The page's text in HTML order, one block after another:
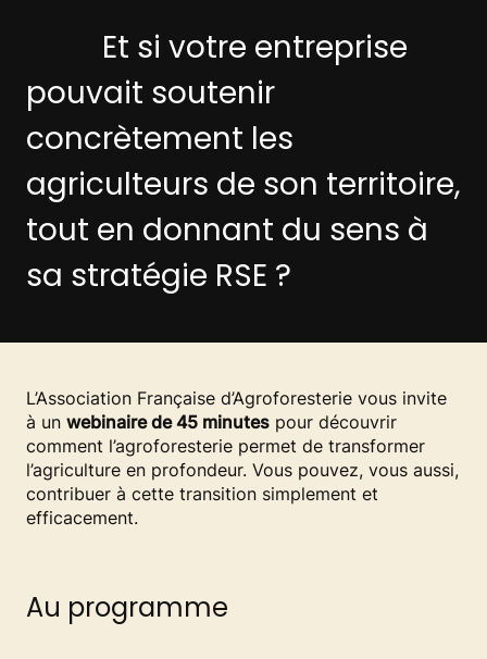
Et si votre entreprise
pouvait soutenir
concrètement les
agriculteurs de son territoire,
tout en donnant du sens à
sa stratégie RSE ?
L’Association Française d’Agroforesterie vous invite
à un webinaire de 45 minutes pour découvrir
comment l’agroforesterie permet de transformer
l’agriculture en profondeur. Vous pouvez, vous aussi,
contribuer à cette transition simplement et
efficacement.
Au programme